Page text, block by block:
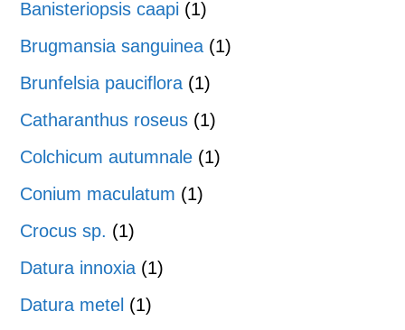
Banisteriopsis caapi (1)
Brugmansia sanguinea (1)
Brunfelsia pauciflora (1)
Catharanthus roseus (1)
Colchicum autumnale (1)
Conium maculatum (1)
Crocus sp. (1)
Datura innoxia (1)
Datura metel (1)